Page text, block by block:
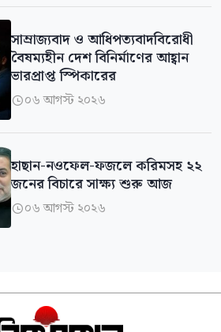
সাম্রাজ্যবাদ ও আধিপত্যবাদবিরোধী
বৈষম্যহীন দেশ বিনির্মাণের আহ্বান
ভারপ্রাপ্ত স্পিকারের
০৬ আগস্ট ২০২৬
হাছান-নওফেল-ফজলে করিমসহ ২২
জনের বিচারে সাক্ষ্য শুরু আজ
০৬ আগস্ট ২০২৬